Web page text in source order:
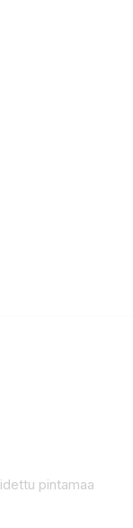
pintamaa